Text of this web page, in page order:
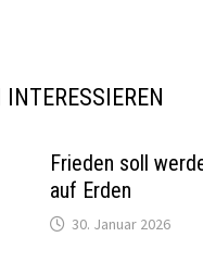
Frieden soll
auf Erden
30. Januar 2026